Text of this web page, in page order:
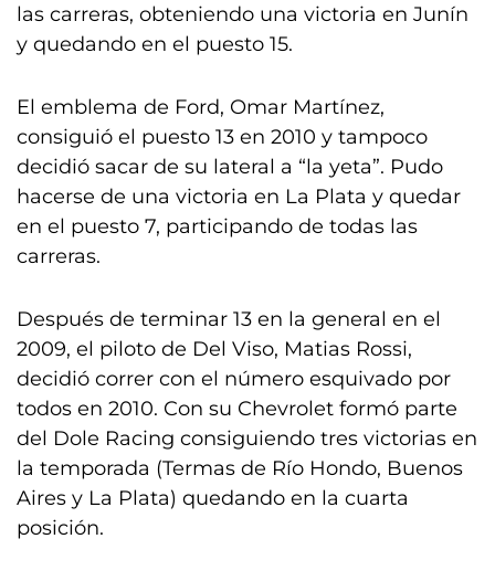
las carreras, obteniendo una victoria en Junín
y quedando en el puesto 15.
El emblema de Ford, Omar Martínez,
consiguió el puesto 13 en 2010 y tampoco
decidió sacar de su lateral a “la yeta”. Pudo
hacerse de una victoria en La Plata y quedar
en el puesto 7, participando de todas las
carreras.
Después de terminar 13 en la general en el
2009, el piloto de Del Viso, Matias Rossi,
decidió correr con el número esquivado por
todos en 2010. Con su Chevrolet formó parte
del Dole Racing consiguiendo tres victorias en
la temporada (Termas de Río Hondo, Buenos
Aires y La Plata) quedando en la cuarta
posición.